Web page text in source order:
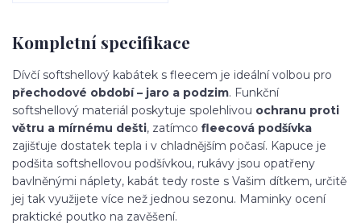
Kompletní specifikace
Dívčí softshellový kabátek s fleecem je ideální volbou pro
přechodové období – jaro a podzim. Funkční
softshellový materiál poskytuje spolehlivou ochranu proti
větru a mírnému dešti, zatímco fleecová podšívka
zajišťuje dostatek tepla i v chladnějším počasí. Kapuce je
podšita softshellovou podšívkou, rukávy jsou opatřeny
bavlněnými náplety, kabát tedy roste s Vašim dítkem, určitě
jej tak využijete více než jednou sezonu. Maminky ocení
praktické poutko na zavěšení.